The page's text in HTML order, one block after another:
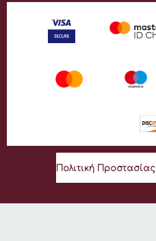
Πολιτική Προστασίας